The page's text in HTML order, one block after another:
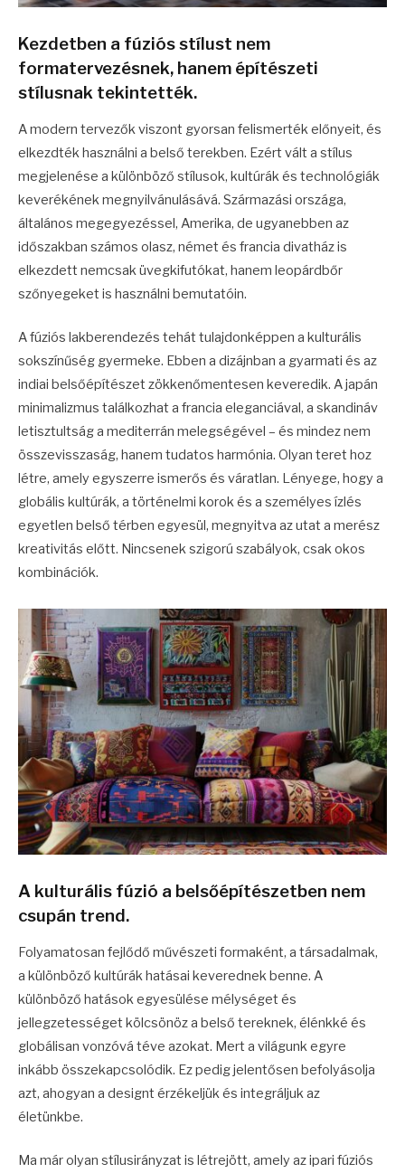
Kezdetben a fúziós stílust nem
formatervezésnek, hanem építészeti
stílusnak tekintették.
A modern tervezők viszont gyorsan felismerték előnyeit, és
elkezdték használni a belső terekben. Ezért vált a stílus
megjelenése a különböző stílusok, kultúrák és technológiák
keverékének megnyilvánulásává. Származási országa,
általános megegyezéssel, Amerika, de ugyanebben az
időszakban számos olasz, német és francia divatház is
elkezdett nemcsak üvegkifutókat, hanem leopárdbőr
szőnyegeket is használni bemutatóin.
A fúziós lakberendezés tehát tulajdonképpen a kulturális
sokszínűség gyermeke. Ebben a dizájnban a gyarmati és az
indiai belsőépítészet zökkenőmentesen keveredik. A japán
minimalizmus találkozhat a francia eleganciával, a skandináv
letisztultság a mediterrán melegségével – és mindez nem
összevisszaság, hanem tudatos harmónia. Olyan teret hoz
létre, amely egyszerre ismerős és váratlan. Lényege, hogy a
globális kultúrák, a történelmi korok és a személyes ízlés
egyetlen belső térben egyesül, megnyitva az utat a merész
kreativitás előtt. Nincsenek szigorú szabályok, csak okos
kombinációk.
A kulturális fúzió a belsőépítészetben nem
csupán trend.
Folyamatosan fejlődő művészeti formaként, a társadalmak,
a különböző kultúrák hatásai keverednek benne. A
különböző hatások egyesülése mélységet és
jellegzetességet kölcsönöz a belső tereknek, élénkké és
globálisan vonzóvá téve azokat. Mert a világunk egyre
inkább összekapcsolódik. Ez pedig jelentősen befolyásolja
azt, ahogyan a designt érzékeljük és integráljuk az
életünkbe.
Ma már olyan stílusirányzat is létrejött, amely az ipari fúziós